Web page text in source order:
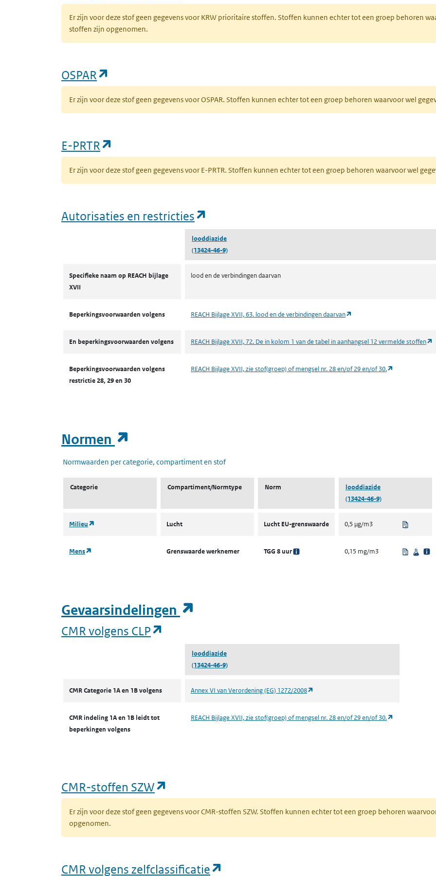
Er zijn voor deze stof geen gegevens voor KRW prioritaire stoffen. Stoffen kunnen echter tot een groep behoren
stoffen zijn opgenomen.
OSPAR
Er zijn voor deze stof geen gegevens voor OSPAR. Stoffen kunnen echter tot een groep behoren waarvoor wel
E-PRTR
Er zijn voor deze stof geen gegevens voor E-PRTR. Stoffen kunnen echter tot een groep behoren waarvoor wel
Autorisaties en restricties
looddiazide
(13424-46-9)
Specifieke naam op REACH bijlage
XVII
lood en de verbindingen daarvan
Beperkingsvoorwaarden volgens REACH Bijlage XVII, 63. lood en de verbindingen daarvan
En beperkingsvoorwaarden volgens REACH Bijlage XVII, 72. De in kolom 1 van de tabel in aanhangsel 12 vermelde stoffen
Beperkingsvoorwaarden volgens
restrictie 28, 29 en 30
REACH Bijlage XVII, zie stof(groep) of mengsel nr. 28 en/of 29 en/of 30.
Normen
Normwaarden per categorie, compartiment en stof
Categorie Compartiment/Normtype Norm
looddiazide
(13424-46-9)
Milieu (opent in een nieuw tabblad)
Lucht Lucht EU-grenswaarde 0,5 µg/m3
Mens (opent in een nieuw tabblad)Grenswaarde werknemer TGG 8 uur 0,15 mg/m3 Uit
Gevaarsindelingen
CMR volgens CLP
looddiazide
(13424-46-9)
CMR Categorie 1A en 1B volgens Annex VI van Verordening (EG) 1272/2008
CMR indeling 1A en 1B leidt tot
beperkingen volgens
REACH Bijlage XVII, zie stof(groep) of mengsel nr. 28 en/of 29 en/of 30.
CMR-stoffen SZW
Er zijn voor deze stof geen gegevens voor CMR-stoffen SZW. Stoffen kunnen echter tot een groep behoren
opgenomen.
CMR volgens zelfclassificatie